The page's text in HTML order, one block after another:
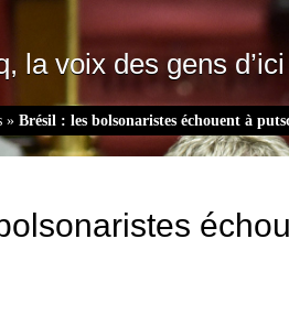
la voix des gens
»Brésil : les bolsonaristes échouent à